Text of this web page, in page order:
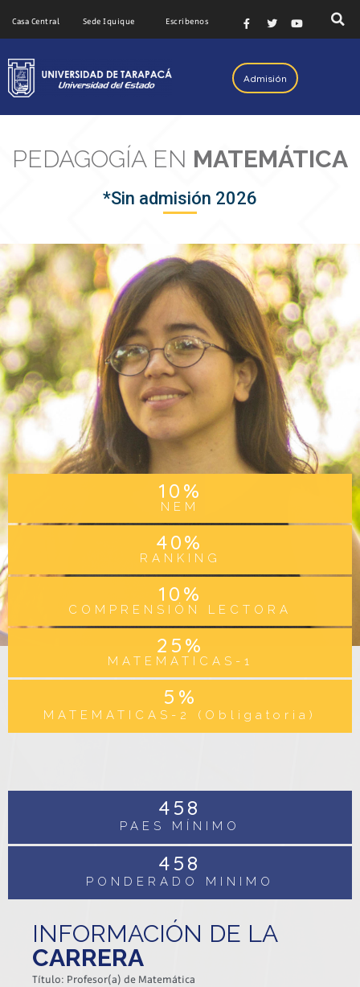
Casa Central Sede Iquique Escribenos
Admisión
PEDAGOGÍA EN MATEMÁTICA
*Sin admisión 2026
10%
NEM
40%
RANKING
10%
COMPRENSIÓN LECTORA
25%
MATEMATICAS-1
5 %
MATEMATICAS-2 (Obligatoria)
458
PAES MÍNIMO
458
PONDERADO MINIMO
INFORMACIÓN DE LA
CARRERA
Título: Profesor(a) de Matemática